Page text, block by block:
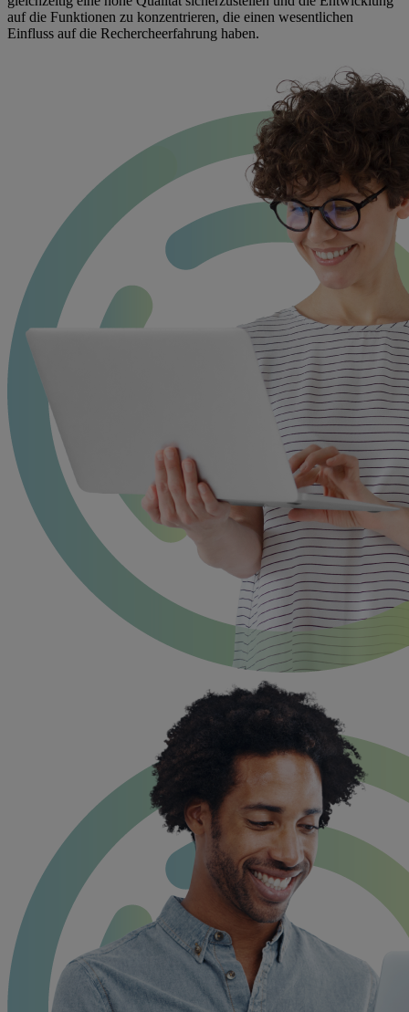
auf die Funktionen zu konzentrieren, die einen wesentlichen
Einfluss auf die Rechercheerfahrung haben.